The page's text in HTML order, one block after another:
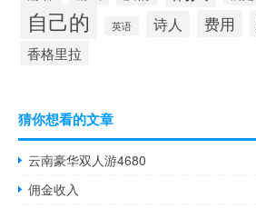
自己的 英语 诗人 费用
香格里拉
猜你想看的文章
云南豪华双人游4680
佣金收入